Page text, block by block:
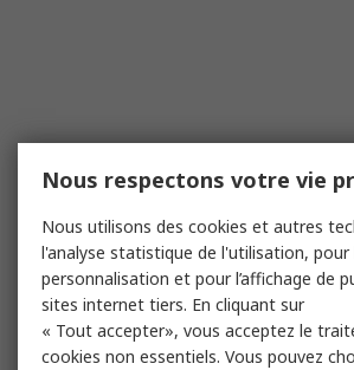
Nous respectons votre vie
Nous utilisons des cookies et autres
l'analyse statistique de l'utilisation, pour
personnalisation et pour l’affichage de
sites internet tiers. En cliquant sur
« Tout accepter», vous acceptez le
cookies non essentiels. Vous pouvez